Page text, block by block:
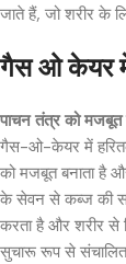
जाते हैं, जो शरीर के
गैस ओ केयर में
पाचन तंत्र को मजबूत
गैस-ओ-केयर में
को मजबूत बनाता है
के सेवन से कब्ज की
करता है और शरीर से
सुचारू रूप से